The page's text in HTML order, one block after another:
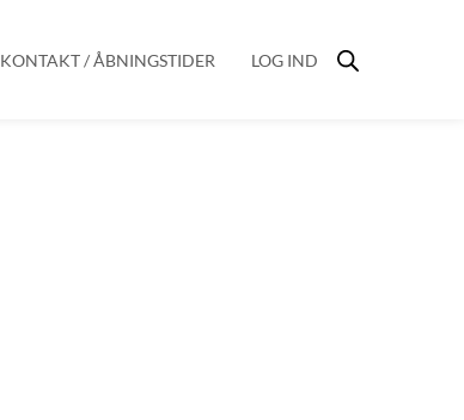
KONTAKT / ÅBNINGSTIDER LOG IND